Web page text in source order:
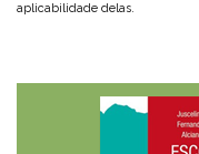
aplicabilidade delas.